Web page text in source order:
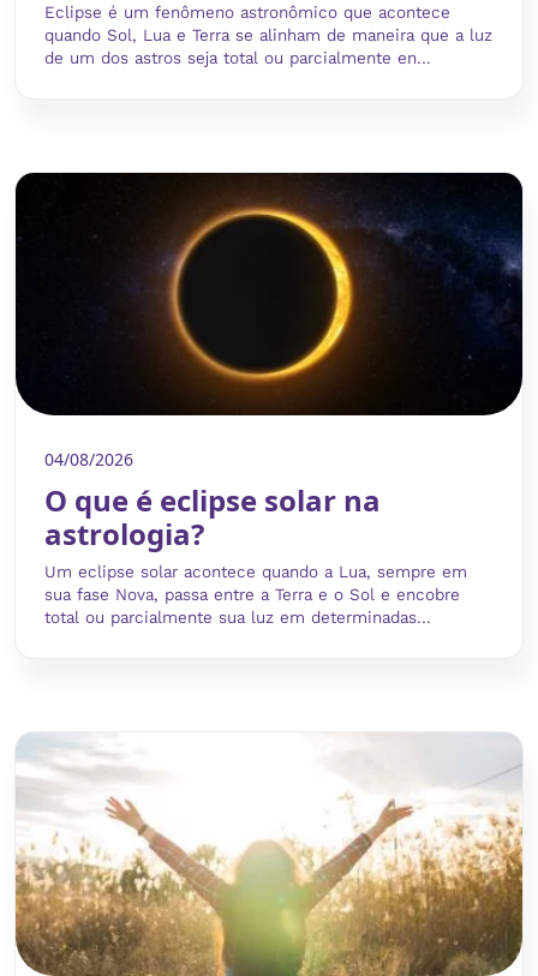
Eclipse é um fenômeno astronômico que acontece
quando Sol, Lua e Terra se alinham de maneira que a luz
de um dos astros seja total ou parcialmente en...
04/08/2026
O que é eclipse solar na
astrologia?
Um eclipse solar acontece quando a Lua, sempre em
sua fase Nova, passa entre a Terra e o Sol e encobre
total ou parcialmente sua luz em determinadas...